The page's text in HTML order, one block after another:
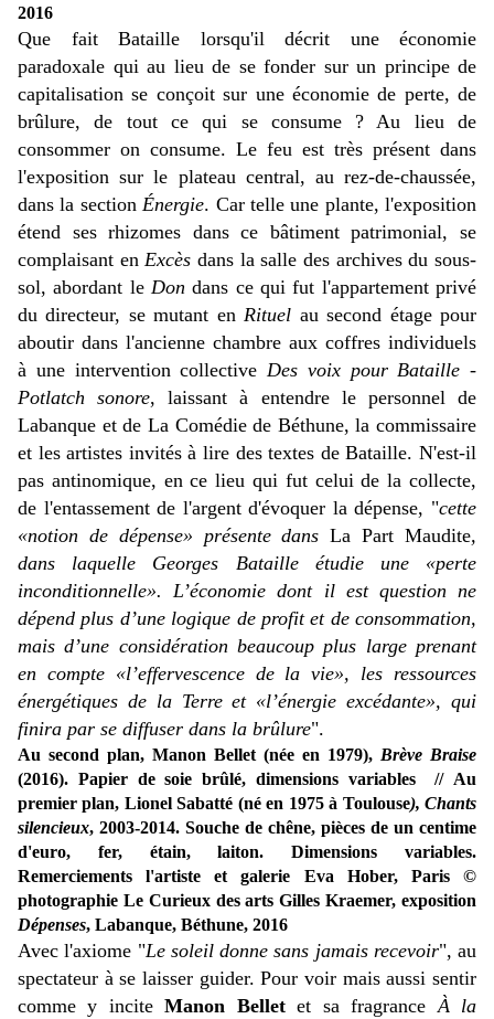
2016
Que fait Bataille lorsqu'il décrit une économie
paradoxale qui au lieu de se fonder sur un principe de
capitalisation se conçoit sur une économie de perte, de
brûlure, de tout ce qui se consume ? Au lieu de
consommer on consume. Le feu est très présent dans
l'exposition sur le plateau central, au rez-de-chaussée,
dans la sectionÉnergie. Car telle une plante, l'exposition
étend ses rhizomes dans ce bâtiment patrimonial, se
complaisant enExcès dans la salle des archives du sous-
sol, abordant le Dondans ce qui fut l'appartement privé
du directeur, se mutant enRituel au second étage pour
aboutir dans l'ancienne chambre aux coffres individuels
à une intervention collective Des voix pour Bataille -
Potlatch sonore, laissant à entendre le personnel de
Labanque et de La Comédie de Béthune, la commissaire
et les artistes invités à lire des textes de Bataille. N'est-il
pas antinomique, en ce lieu qui fut celui de la collecte,
de l'entassement de l'argent d'évoquer la dépense, "cette
«notion de dépense» présente dansLa Part Maudite,
dans laquelle Georges Bataille étudie une «perte
inconditionnelle». L’économie dont il est question ne
dépend plus d’une logique de profit et de consommation,
mais d’une considération beaucoup plus large prenant
en compte «l’effervescence de la vie», les ressources
énergétiques de la Terre et «l’énergie excédante», qui
finira par se diffuser dans la brûlure".
Au second plan, Manon Bellet (née en 1979), Brève Braise
(2016). Papier de soie brûlé, dimensions variables // Au
premier plan, Lionel Sabatté (né en 1975 à Toulouse), Chants
silencieux, 2003-2014. Souche de chêne, pièces de un centime
d'euro, fer, étain, laiton. Dimensions variables.
Remerciements l'artiste et galerie Eva Hober, Paris ©
photographie Le Curieux des arts Gilles Kraemer, exposition
Dépenses, Labanque, Béthune, 2016
Avec l'axiome "Le soleil donne sans jamais recevoir", au
spectateur à se laisser guider. Pour voir mais aussi sentir
comme y inciteManon Belletet sa fragranceÀ la